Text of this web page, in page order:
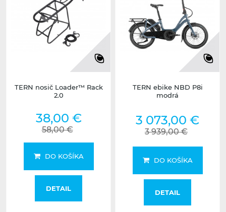
TERN nosič Loader™ Rack
2.0
38,00 €
58,00 €
DO KOŠÍKA
DETAIL
TERN ebike NBD P8i
modrá
3 073,00 €
3 939,00 €
DO KOŠÍKA
DETAIL